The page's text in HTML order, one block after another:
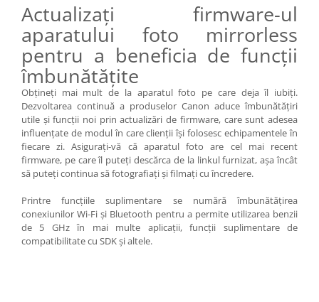
Actualizaţi firmware-ul
aparatului foto mirrorless
pentru a beneficia de funcţii
îmbunătăţite
Obţineţi mai mult de la aparatul foto pe care deja îl iubiţi.
Dezvoltarea continuă a produselor Canon aduce îmbunătăţiri
utile şi funcţii noi prin actualizări de firmware, care sunt adesea
influenţate de modul în care clienţii îşi folosesc echipamentele în
fiecare zi. Asiguraţi-vă că aparatul foto are cel mai recent
firmware, pe care îl puteţi descărca de la linkul furnizat, aşa încât
să puteţi continua să fotografiaţi şi filmaţi cu încredere.
Printre funcţiile suplimentare se numără îmbunătăţirea
conexiunilor Wi-Fi şi Bluetooth pentru a permite utilizarea benzii
de 5 GHz în mai multe aplicaţii, funcţii suplimentare de
compatibilitate cu SDK şi altele.